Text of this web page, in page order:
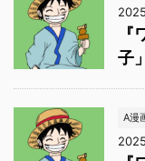
子
A漫